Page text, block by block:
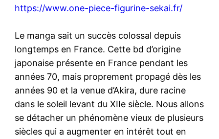
https://www.one-piece-figurine-sekai.fr/
Le manga sait un succès colossal depuis
longtemps en France. Cette bd d’origine
japonaise présente en France pendant les
années 70, mais proprement propagé dès les
années 90 et la venue d’Akira, dure racine
dans le soleil levant du XIIe siècle. Nous allons
se détacher un phénomène vieux de plusieurs
siècles qui a augmenter en intérêt tout en